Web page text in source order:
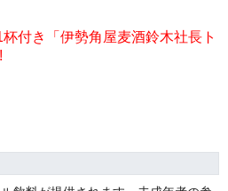
杯付き「伊勢角屋麦酒鈴木社長ト